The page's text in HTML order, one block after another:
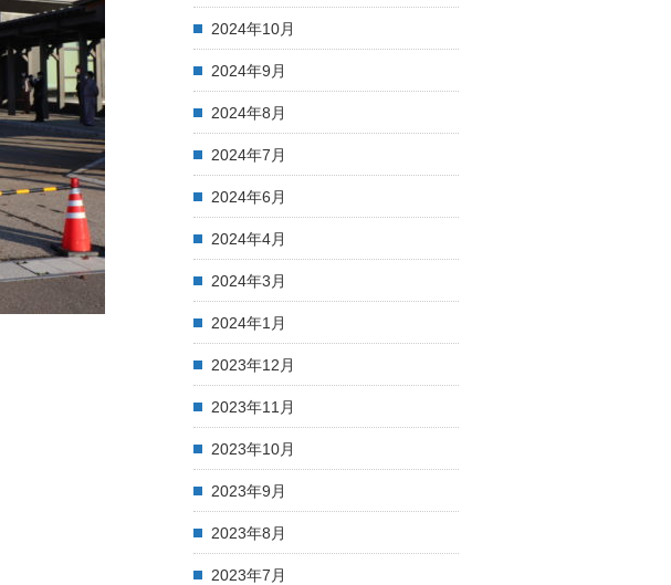
2024年10月
2024年9月
2024年8月
2024年7月
2024年6月
2024年4月
2024年3月
2024年1月
2023年12月
2023年11月
2023年10月
2023年9月
2023年8月
2023年7月